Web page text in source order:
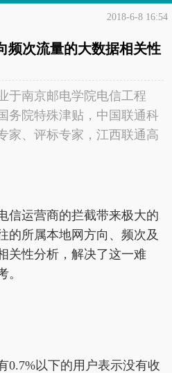
2018-6-8 16:54
频次流量的大数据相关性
于南京邮电学院电信工程
务院特殊津贴，中国联通科
家、评标专家，江西联通高
信运营商的拦截带来极大的
的所属本地网方向、频次及
关性分析，解决了这一难
。
0.7%以下的用户表示没有收